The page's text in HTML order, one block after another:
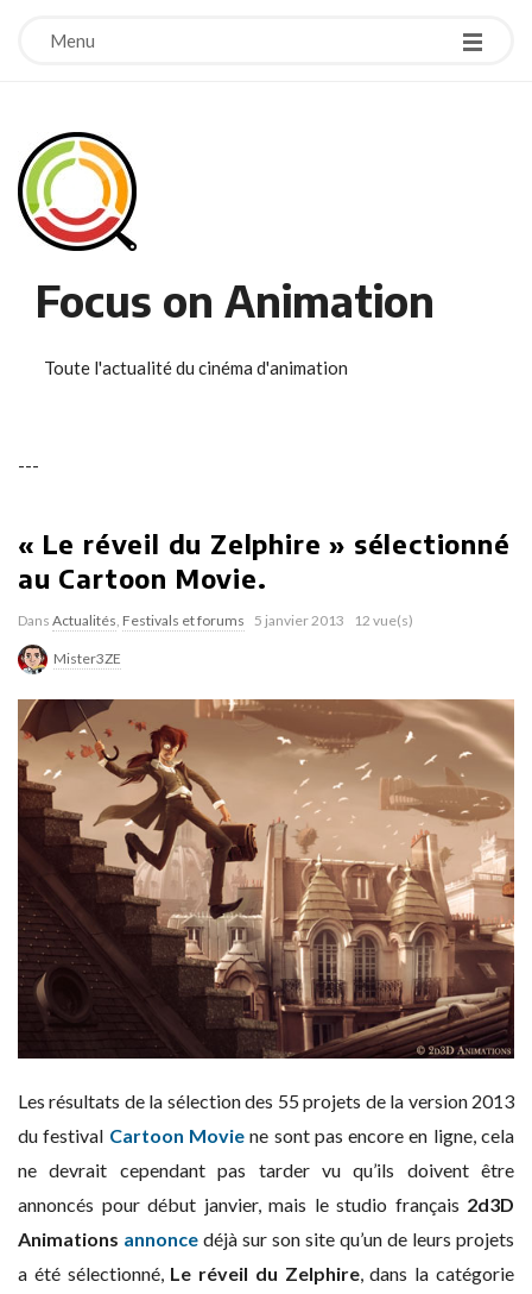
Menu
Focus on Animation
Toute l'actualité du cinéma d'animation
---
« Le réveil du Zelphire » sélectionné
au Cartoon Movie.
Dans Actualités, Festivals et forums 5 janvier 2013 12 vue(s)
Mister3ZE
Les résultats de la sélection des 55 projets de la version 2013
du festival Cartoon Moviene sont pas encore en ligne, cela
ne devrait cependant pas tarder vu qu’ils doivent être
annoncés pour début janvier, mais le studio français 2d3D
Animations annonce déjà sur son site qu’un de leurs projets
a été sélectionné, Le réveil du Zelphire, dans la catégorie